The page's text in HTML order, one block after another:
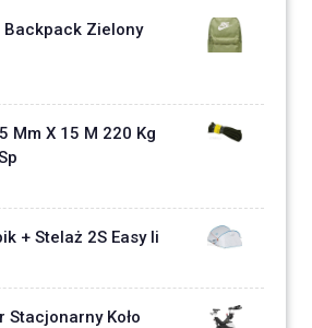
Zielony
Mm X 15 M 220 Kg
+ Stelaż 2S Easy Ii
Stacjonarny Koło